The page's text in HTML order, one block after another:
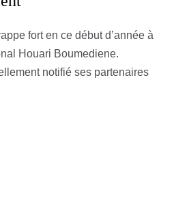
fort en ce début d’année à
Houari Boumediene.
notifié ses partenaires